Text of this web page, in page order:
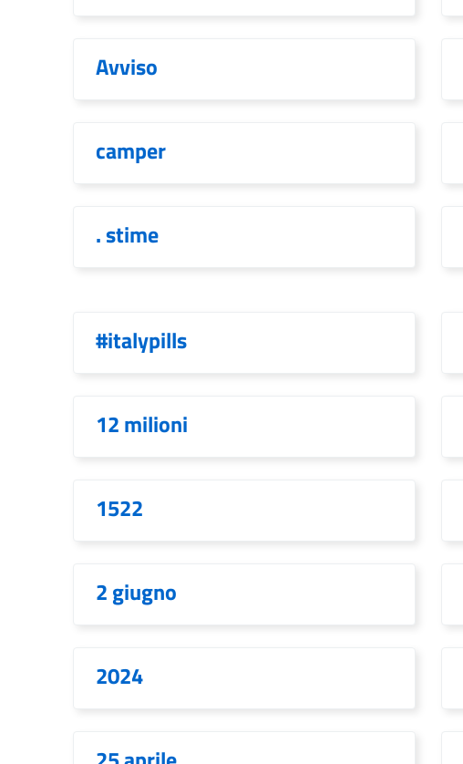
Avviso
camper
. stime
#italypills
12 milioni
1522
2 giugno
2024